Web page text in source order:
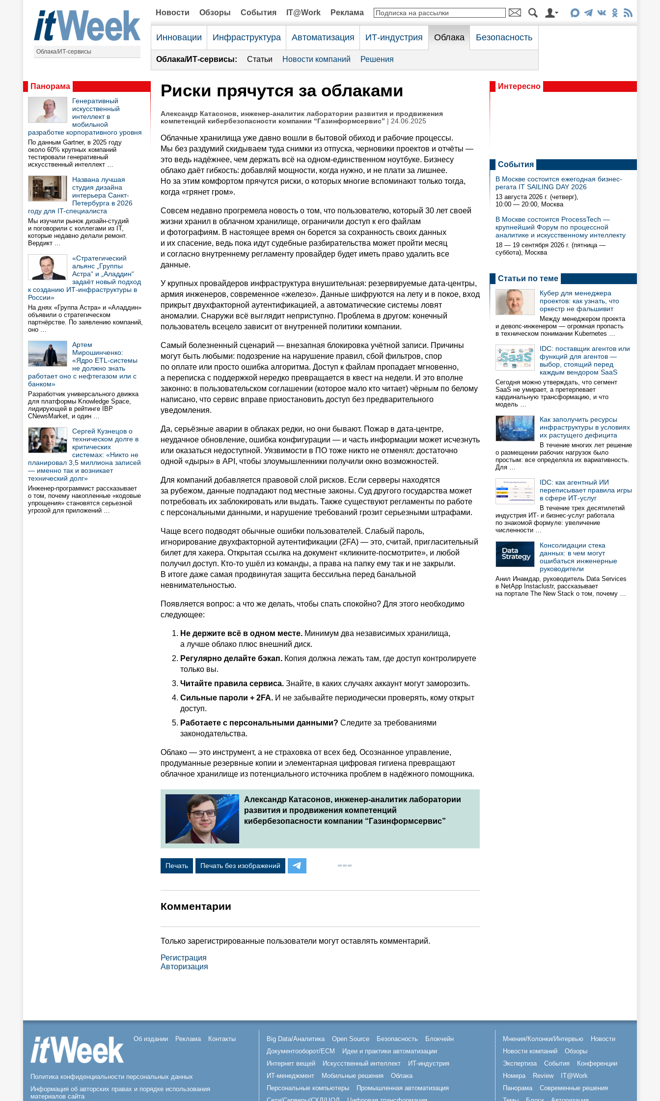
Облака/ИТ-сервисы
Новости Обзоры События IT@Work Реклама
Инновации Инфраструктура Автоматизация ИТ-индустрия Облака Безопасность
Облака/ИТ-сервисы: Статьи Новости компаний Решения
Панорама
Генеративный
искусственный
интеллект в
мобильной
разработке корпоративного уровня
По данным Gartner, в 2025 году
около 60% крупных компаний
тестировали генеративный
искусственный интеллект …
Названа лучшая
студия дизайна
интерьера Санкт-
Петербурга в 2026
году для IT-специалиста
Мы изучили рынок дизайн-студий
и поговорили с коллегами из IT,
которые недавно делали ремонт.
Вердикт …
«Стратегический
альянс „Группы
Астра“ и „Аладдин“
задаёт новый подход
к созданию ИТ-инфраструктуры в
России»
На днях «Группа Астра» и «Аладдин»
объявили о стратегическом
партнёрстве. По заявлению компаний,
оно …
Артем
Мирошинченко:
«Ядро ETL-системы
не должно знать
работает оно с нефтегазом или с
банком»
Разработчик универсального движка
для платформы Knowledge Space,
лидирующей в рейтинге IBP
CNewsMarket, и один …
Сергей Кузнецов о
техническом долге в
критических
системах: «Никто не
планировал 3,5 миллиона записей
— именно так и возникает
технический долг»
Инженер-программист рассказывает
о том, почему накопленные «кодовые
упрощения» становятся серьезной
угрозой для приложений …
Риски прячутся за облаками
Александр Катасонов, инженер-аналитик лаборатории развития и продвижения
компетенций кибербезопасности компании “Газинформсервис” | 24.06.2025
Облачные хранилища уже давно вошли в бытовой обиход и рабочие процессы.
Мы без раздумий скидываем туда снимки из отпуска, черновики проектов и отчёты —
это ведь надёжнее, чем держать всё на одном-единственном ноутбуке. Бизнесу
облако даёт гибкость: добавляй мощности, когда нужно, и не плати за лишнее.
Но за этим комфортом прячутся риски, о которых многие вспоминают только тогда,
когда «грянет гром».
Совсем недавно прогремела новость о том, что пользователю, который 30 лет своей
жизни хранил в облачном хранилище, ограничили доступ к его файлам
и фотографиям. В настоящее время он борется за сохранность своих данных
и их спасение, ведь пока идут судебные разбирательства может пройти месяц
и согласно внутреннему регламенту провайдер будет иметь право удалить все
данные.
У крупных провайдеров инфраструктура внушительная: резервируемые дата-центры,
армия инженеров, современное «железо». Данные шифруются на лету и в покое, вход
прикрыт двухфакторной аутентификацией, а автоматические системы ловят
аномалии. Снаружи всё выглядит неприступно. Проблема в другом: конечный
пользователь всецело зависит от внутренней политики компании.
Самый болезненный сценарий — внезапная блокировка учётной записи. Причины
могут быть любыми: подозрение на нарушение правил, сбой фильтров, спор
по оплате или просто ошибка алгоритма. Доступ к файлам пропадает мгновенно,
а переписка с поддержкой нередко превращается в квест на недели. И это вполне
законно: в пользовательском соглашении (которое мало кто читает) чёрным по белому
написано, что сервис вправе приостановить доступ без предварительного
уведомления.
Да, серьёзные аварии в облаках редки, но они бывают. Пожар в дата-центре,
неудачное обновление, ошибка конфигурации — и часть информации может исчезнуть
или оказаться недоступной. Уязвимости в ПО тоже никто не отменял: достаточно
одной «дыры» в API, чтобы злоумышленники получили окно возможностей.
Для компаний добавляется правовой слой рисков. Если серверы находятся
за рубежом, данные подпадают под местные законы. Суд другого государства может
потребовать их заблокировать или выдать. Также существуют регламенты по работе
с персональными данными, и нарушение требований грозит серьезными штрафами.
Чаще всего подводят обычные ошибки пользователей. Слабый пароль,
игнорирование двухфакторной аутентификации (2FA) — это, считай, пригласительный
билет для хакера. Открытая ссылка на документ «кликните-посмотрите», и любой
получил доступ. Кто-то ушёл из команды, а права на папку ему так и не закрыли.
В итоге даже самая продвинутая защита бессильна перед банальной
невнимательностью.
Появляется вопрос: а что же делать, чтобы спать спокойно? Для этого необходимо
следующее:
Не держите всё в одном месте. Минимум два независимых хранилища,
а лучше облако плюс внешний диск.
Регулярно делайте бэкап. Копия должна лежать там, где доступ контролируете
только вы.
Читайте правила сервиса. Знайте, в каких случаях аккаунт могут заморозить.
Сильные пароли + 2FA. И не забывайте периодически проверять, кому открыт
доступ.
Работаете с персональными данными? Следите за требованиями
законодательства.
Облако — это инструмент, а не страховка от всех бед. Осознанное управление,
продуманные резервные копии и элементарная цифровая гигиена превращают
облачное хранилище из потенциального источника проблем в надёжного помощника.
Александр Катасонов, инженер-аналитик лаборатории
развития и продвижения компетенций
кибербезопасности компании “Газинформсервис”
Печать Печать без изображений
Комментарии
Только зарегистрированные пользователи могут оставлять комментарий.
Регистрация
Авторизация
Интересно
События
В Москве состоится ежегодная бизнес-
регата IT SAILING DAY 2026
13 августа 2026 г. (четверг),
10:00 — 20:00, Москва
В Москве состоится ProcessTech —
крупнейший Форум по процессной
аналитике и искусственному интеллекту
18 — 19 сентября 2026 г. (пятница —
суббота), Москва
Статьи по теме
Кубер для менеджера
проектов: как узнать, что
оркестр не фальшивит
Между менеджером проекта
и девопс-инженером — огромная пропасть
в техническом понимании Kubernetes …
IDC: поставщик агентов или
функций для агентов —
выбор, стоящий перед
каждым вендором SaaS
Сегодня можно утверждать, что сегмент
SaaS не умирает, а претерпевает
кардинальную трансформацию, и что
модель …
Как заполучить ресурсы
инфраструктуры в условиях
их растущего дефицита
В течение многих лет решение
о размещении рабочих нагрузок было
простым: все определяла их вариативность.
Для …
IDC: как агентный ИИ
переписывает правила игры
в сфере ИТ-услуг
В течение трех десятилетий
индустрия ИТ- и бизнес-услуг работала
по знакомой формуле: увеличение
численности …
Консолидации стека
данных: в чем могут
ошибаться инженерные
руководители
Анил Инамдар, руководитель Data Services
в NetApp Instaclustr, рассказывает
на портале The New Stack о том, почему …
Об издании Реклама Контакты
Политика конфиденциальности персональных данных
Информация об авторских правах и порядке использования
материалов сайта
Big Data/Аналитика Open Source Безопасность
Блокчейн
Документооборот/ECM
Идеи и практики автоматизации
Интернет вещей
Искусственный интеллект
ИТ-индустрия
ИТ-менеджмент
Мобильные решения
Облака
Персональные компьютеры
Промышленная автоматизация
Мнения/Колонки/Интервью
Новости
Новости компаний
Обзоры
Экспертиза
События
Конференции
Номера
Review
IT@Work
Панорама
Современные решения